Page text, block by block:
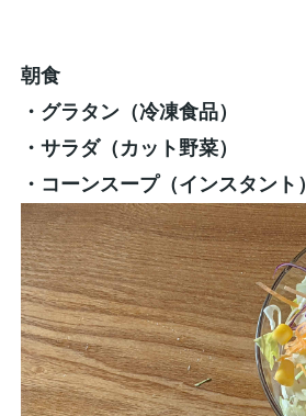
朝食
・グラタン（冷凍食品）
・サラダ（カット野菜）
・コーンスープ（インスタント）